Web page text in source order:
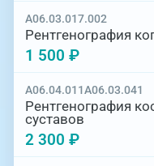
A06.03.017.002
Рентгенография
1 500 ₽
A06.04.011A06.03.041
Рентгенография
суставов
2 300 ₽